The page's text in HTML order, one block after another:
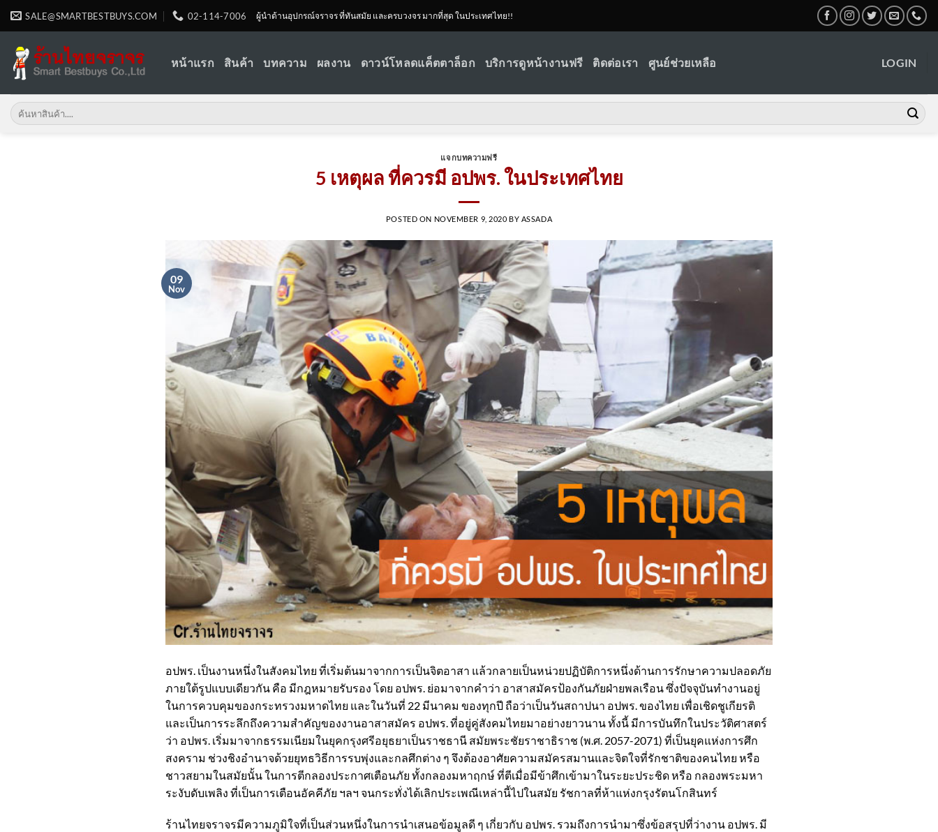
Skip
SALE@SMARTBESTBUYS.COM 02-114-7006 ผู้นำด้านอุปกรณ์จราจร ที่ทันสมัย และครบวงจร มากที่สุด ในประเทศไทย!!
หน้าแรก สินค้า บทความ ผลงาน ดาวน์โหลดแค็ตตาล็อก บริการดูหน้างานฟรี ติดต่อเรา ศูนย์ช่วยเหลือ LOGIN
Search
for:
แจกบทความฟรี
5 เหตุผล ที่ควรมี อปพร. ในประเทศไทย
POSTED ON NOVEMBER 9, 2020 BY ASSADA
09
Nov
อปพร. เป็นงานหนึ่งในสังคมไทย ที่เริ่มต้นมาจากการเป็นจิตอาสา แล้วกลายเป็นหน่วยปฏิบัติการหนึ่งด้านการรักษาความปลอดภัย
ภายใต้รูปแบบเดียวกัน คือ มีกฎหมายรับรอง โดย อปพร. ย่อมาจากคำว่า อาสาสมัครป้องกันภัยฝ่ายพลเรือน ซึ่งปัจจุบันทำงานอยู่
ในการควบคุมของกระทรวงมหาดไทย และในวันที่ 22 มีนาคม ของทุกปี ถือว่าเป็นวันสถาปนา อปพร. ของไทย เพื่อเชิดชูเกียรติ
และเป็นการระลึกถึงความสำคัญของงานอาสาสมัคร อปพร. ที่อยู่คู่สังคมไทยมาอย่างยาวนาน ทั้งนี้ มีการบันทึกในประวัติศาสตร์
ว่า อปพร. เริ่มมาจากธรรมเนียมในยุคกรุงศรีอยุธยาเป็นราชธานี สมัยพระชัยราชาธิราช (พ.ศ. 2057-2071) ที่เป็นยุคแห่งการศึก
สงคราม ช่วงชิงอำนาจด้วยยุทธวิธีการรบพุ่งและกลศึกต่าง ๆ จึงต้องอาศัยความสมัครสมานและจิตใจที่รักชาติของคนไทย หรือ
ชาวสยามในสมัยนั้น ในการตีกลองประกาศเตือนภัย ทั้งกลองมหาฤกษ์ ที่ตีเมื่อมีข้าศึกเข้ามาในระยะประชิด หรือ กลองพระมหา
ระงับดับเพลิง ที่เป็นการเตือนอัคคีภัย ฯลฯ จนกระทั่งได้เลิกประเพณีเหล่านี้ไปในสมัย รัชกาลที่ห้าแห่งกรุงรัตนโกสินทร์
ร้านไทยจราจรมีความภูมิใจที่เป็นส่วนหนึ่งในการนำเสนอข้อมูลดี ๆ เกี่ยวกับ อปพร. รวมถึงการนำมาซึ่งข้อสรุปที่ว่างาน อปพร. มี